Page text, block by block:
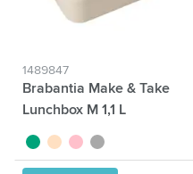
1489847
Brabantia Make & Take
Lunchbox M 1,1 L
vert jade
beigerose gris foncé